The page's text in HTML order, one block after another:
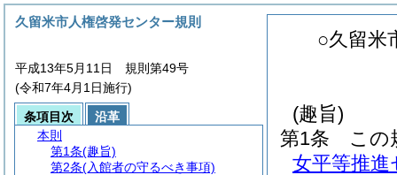
○久留米
(趣旨)
第1条
この
女平等推
久留米市人権啓発センター規則
平成13年5月11日 規則第49号
(令和7年4月1日施行)
条項目次
沿革
本則
第1条(趣旨)
第2条(入館者の守るべき事項)